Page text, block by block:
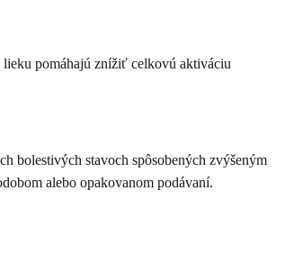
lieku pomáhajú znížiť celkovú aktiváciu
bolestivých stavoch spôsobených zvýšeným
alebo opakovanom podávaní.